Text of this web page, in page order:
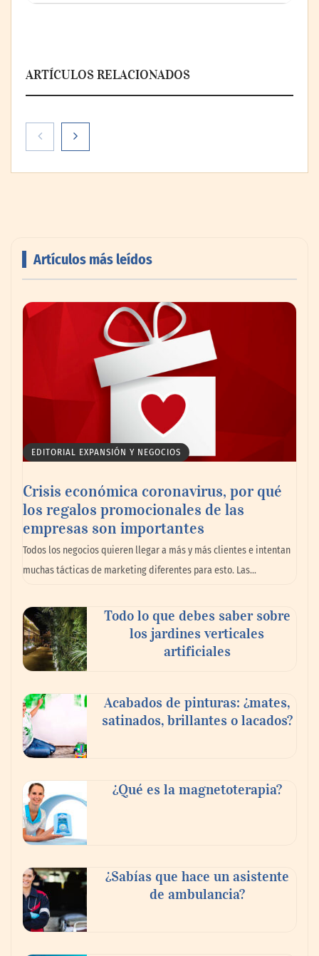
ARTÍCULOS RELACIONADOS
AMANAC celebra su 39 aniversario
impulsando la colaboración en el sector
La omnicanalidad redefine la forma de
planear viajes en México
buscan proyectar talento mexicano y
fortalecer el turismo médico
Artículos más leídos
EDITORIAL EXPANSIÓN Y NEGOCIOS
Crisis económica coronavirus, por qué
los regalos promocionales de las
empresas son importantes
Todos los negocios quieren llegar a más y más clientes e intentan
muchas tácticas de marketing diferentes para esto. Las…
Todo lo que debes saber sobre
los jardines verticales
artificiales
Acabados de pinturas: ¿mates,
satinados, brillantes o lacados?
¿Qué es la magnetoterapia?
¿Sabías que hace un asistente
de ambulancia?